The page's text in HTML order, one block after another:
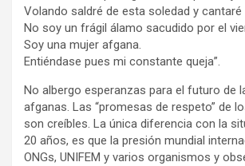
Volando saldré de esta soledad y
No soy un frágil álamo sacudido por el
Soy una mujer afgana.
Entiéndase pues mi constante queja”.
No albergo esperanzas para el futuro de
afganas. Las “promesas de respeto” de
son creíbles. La única diferencia con la
20 años, es que la presión mundial
ONGs, UNIFEM y varios organismos y